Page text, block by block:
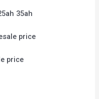
35ah
price
price